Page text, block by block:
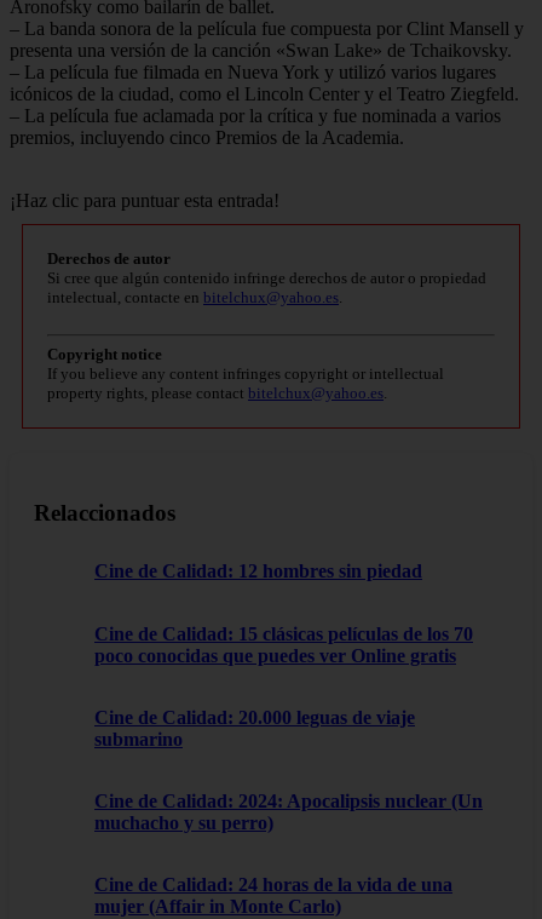
Aronofsky como bailarín de ballet.
– La banda sonora de la película fue compuesta por Clint Mansell y
presenta una versión de la canción «Swan Lake» de Tchaikovsky.
– La película fue filmada en Nueva York y utilizó varios lugares
icónicos de la ciudad, como el Lincoln Center y el Teatro Ziegfeld.
– La película fue aclamada por la crítica y fue nominada a varios
premios, incluyendo cinco Premios de la Academia.
¡Haz clic para puntuar esta entrada!
Derechos de autor
Si cree que algún contenido infringe derechos de autor o propiedad
intelectual, contacte en bitelchux@yahoo.es
Copyright notice
If you believe any content infringes copyright or intellectual
property rights, please contact bitelchux@yahoo.es
Relaccionados
Cine de Calidad: 12 hombres sin piedad
Cine de Calidad: 15 clásicas películas de los 70
poco conocidas que puedes ver Online gratis
Cine de Calidad: 20.000 leguas de viaje
submarino
Cine de Calidad: 2024: Apocalipsis nuclear (Un
muchacho y su perro)
Cine de Calidad: 24 horas de la vida de una
mujer (Affair in Monte Carlo)